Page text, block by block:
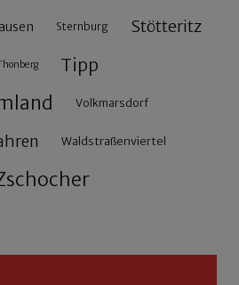
Sternburg Stötteritz
Tipp
Volkmarsdorf
Waldstraßenviertel